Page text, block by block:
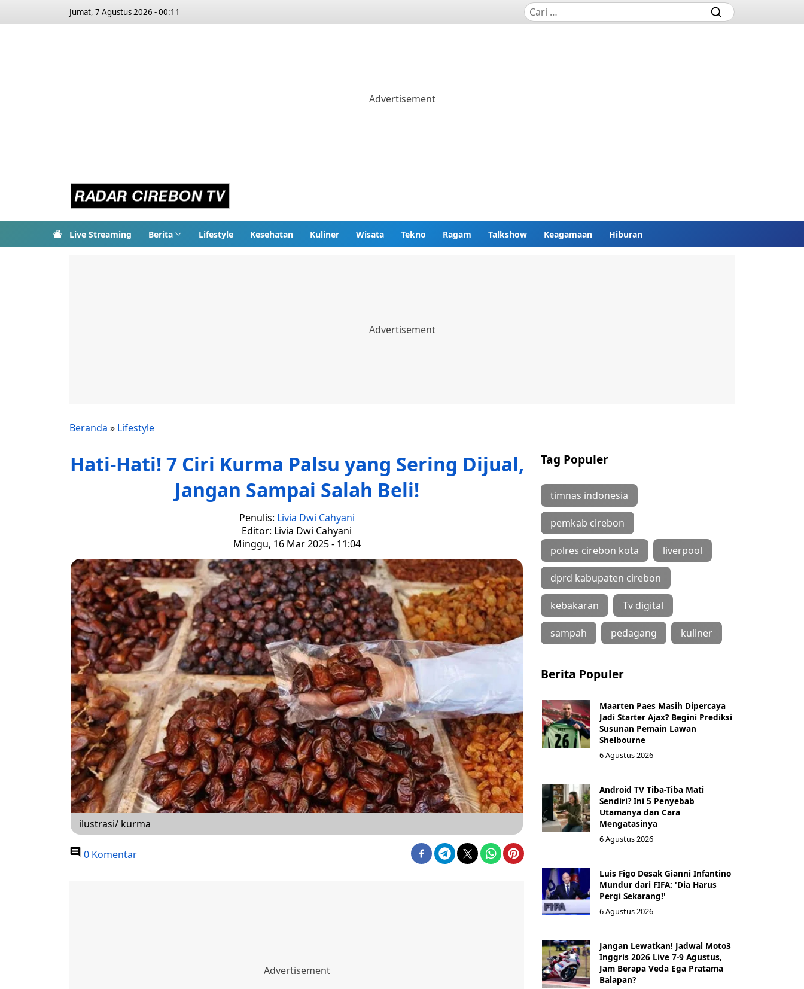
Jumat, 7 Agustus 2026 - 00:11
Live Streaming Berita Lifestyle Kesehatan Kuliner Wisata Tekno Ragam Talkshow Keagamaan Hiburan
Beranda » Lifestyle
Hati-Hati! 7 Ciri Kurma Palsu yang Sering Dijual,
Jangan Sampai Salah Beli!
Penulis: Livia Dwi Cahyani
Editor: Livia Dwi Cahyani
Minggu, 16 Mar 2025 - 11:04
ilustrasi/ kurma
0 Komentar
Tag Populer
timnas indonesia
pemkab cirebon
polres cirebon kota liverpool
dprd kabupaten cirebon
kebakaran Tv digital
sampah pedagang kuliner
Berita Populer
Maarten Paes Masih Dipercaya
Jadi Starter Ajax? Begini Prediksi
Susunan Pemain Lawan
Shelbourne
6 Agustus 2026
Android TV Tiba-Tiba Mati
Sendiri? Ini 5 Penyebab
Utamanya dan Cara
Mengatasinya
6 Agustus 2026
Luis Figo Desak Gianni Infantino
Mundur dari FIFA: 'Dia Harus
Pergi Sekarang!'
6 Agustus 2026
Jangan Lewatkan! Jadwal Moto3
Inggris 2026 Live 7-9 Agustus,
Jam Berapa Veda Ega Pratama
Balapan?